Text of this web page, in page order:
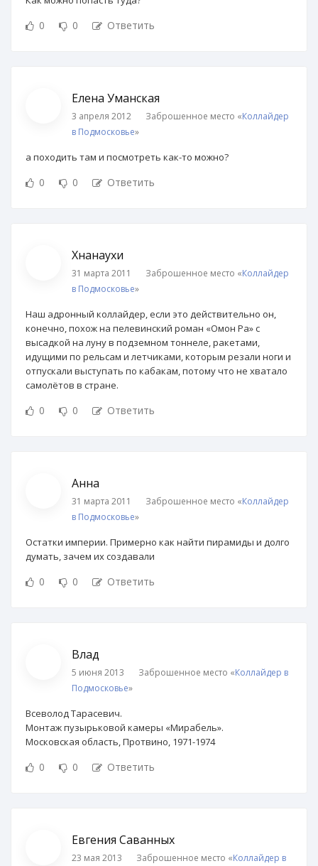
0 0 Ответить
Елена Уманская
3 апреля 2012 Заброшенное место «Коллайдер
в Подмосковье»
а походить там и посмотреть как-то можно?
0 0 Ответить
Хнанаухи
31 марта 2011 Заброшенное место «Коллайдер
в Подмосковье»
Наш адронный коллайдер, если это действительно он,
конечно, похож на пелевинский роман «Омон Ра» с
высадкой на луну в подземном тоннеле, ракетами,
идущими по рельсам и летчиками, которым резали ноги и
отпускали выступать по кабакам, потому что не хватало
самолётов в стране.
0 0 Ответить
Анна
31 марта 2011 Заброшенное место «Коллайдер
в Подмосковье»
Остатки империи. Примерно как найти пирамиды и долго
думать, зачем их создавали
0 0 Ответить
Влад
5 июня 2013 Заброшенное место «Коллайдер в
Подмосковье»
Всеволод Тарасевич.
Монтаж пузырьковой камеры «Мирабель».
Московская область, Протвино, 1971-1974
0 0 Ответить
Евгения Саванных
23 мая 2013 Заброшенное место «Коллайдер в